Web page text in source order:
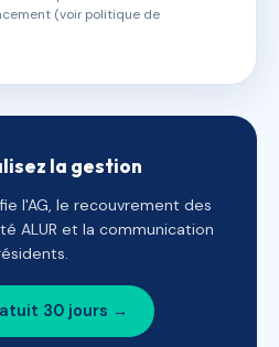
(voir politique de
la gestion
l'AG, le recouvrement des
ALUR et la communication
30 jours →